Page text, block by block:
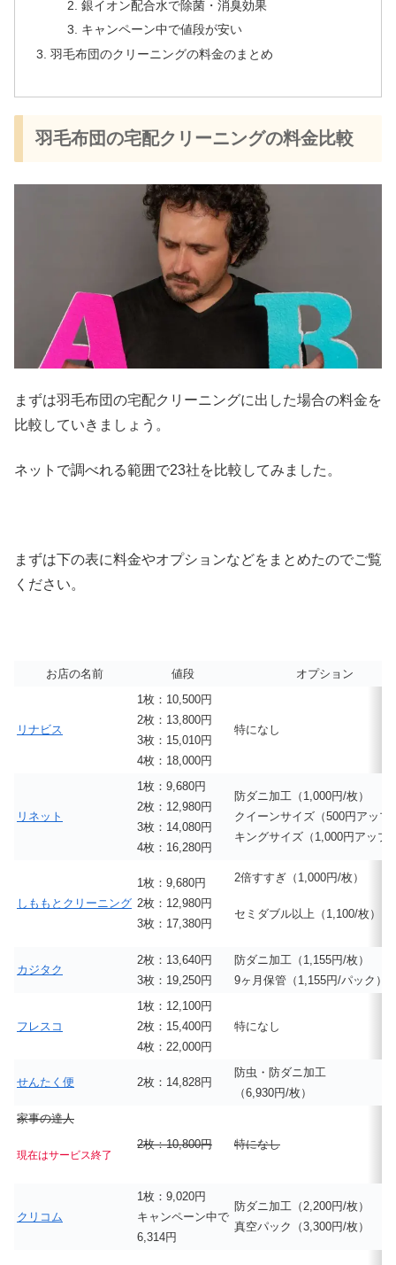
銀イオン配合水で除菌・消臭効果
キャンペーン中で値段が安い
羽毛布団のクリーニングの料金のまとめ
羽毛布団の宅配クリーニングの料金比較
まずは羽毛布団の宅配クリーニングに出した場合の料金を
比較していきましょう。
ネットで調べれる範囲で23社を比較してみました。
まずは下の表に料金やオプションなどをまとめたのでご覧
ください。
お店の名前 値段 オプション
リナビス
1枚：10,500円
2枚：13,800円
3枚：15,010円
4枚：18,000円
特になし
リネット
1枚：9,680円
2枚：12,980円
3枚：14,080円
4枚：16,280円
防ダニ加工（1,000円/枚）
クイーンサイズ（500円アップ
キングサイズ（1,000円アップ
しももとクリーニング
1枚：9,680円
2枚：12,980円
3枚：17,380円
2倍すすぎ（1,000円/枚）
セミダブル以上（1,100/枚）
カジタク
2枚：13,640円
3枚：19,250円
防ダニ加工（1,155円/枚）
9ヶ月保管（1,155円/パック）
フレスコ
1枚：12,100円
2枚：15,400円
4枚：22,000円
特になし
せんたく便 2枚：14,828円
防虫・防ダニ加工
（6,930円/枚）
家事の達人
現在はサービス終了
2枚：10,800円 特になし
クリコム
1枚：9,020円
キャンペーン中で
6,314円
防ダニ加工（2,200円/枚）
真空パック（3,300円/枚）